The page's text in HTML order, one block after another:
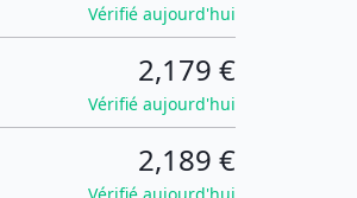
Vérifié aujourd'hui
2,179 €
Vérifié aujourd'hui
2,189 €